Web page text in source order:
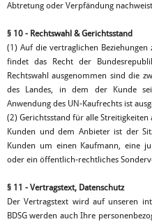
Abtretung oder Verpfändung
§ 10 - Rechtswahl & Gerichtsstand
(1) Auf die vertraglichen
findet das Recht der
Rechtswahl ausgenommen sind die
des Landes, in dem der Kunde
Anwendung des UN-Kaufrechts ist
(2) Gerichtsstand für alle
Kunden und dem Anbieter ist der
Kunden um einen Kaufmann, eine
oder ein öffentlich-rechtliches
§ 11 - Vertragstext, Datenschutz
Der Vertragstext wird auf unseren
BDSG werden auch Ihre